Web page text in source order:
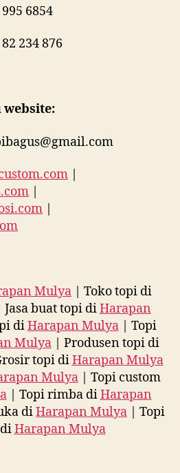
6854
234 876
Mulya | Toko topi di
| Jasa buat topi diHarapan
diHarapan Mulya| Topi
Mulya| Produsen topi di
topi diHarapan Mulya
Mulya| Topi custom
| Topi rimba diHarapan
diHarapan Mulya | Topi
Harapan Mulya